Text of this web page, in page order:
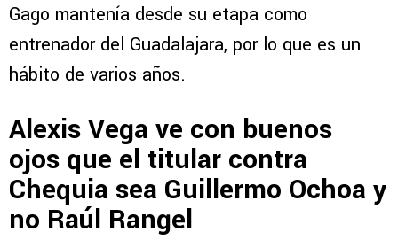
Gago mantenía desde su etapa como
entrenador del Guadalajara, por lo que es un
hábito de varios años.
Alexis Vega ve con buenos
ojos que el titular contra
Chequia sea Guillermo Ochoa y
no Raúl Rangel